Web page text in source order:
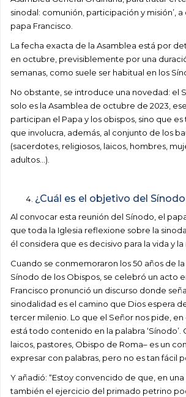
sinodal: comunión, participación y misión’,
papa Francisco.
La fecha exacta de la Asamblea está por
en octubre, previsiblemente por una
semanas, como suele ser habitual en los
No obstante, se introduce una novedad: el
solo es la Asamblea de octubre de 2023,
participan el Papa y los obispos, sino que
que involucra, además, al conjunto de los
(sacerdotes, religiosos, laicos, hombres,
adultos…).
¿Cuál es el objetivo del
Al convocar esta reunión del Sínodo, el
que toda la Iglesia reflexione sobre la
él considera que es decisivo para la vida y la
Cuando se conmemoraron los 50 años de
Sínodo de los Obispos, se celebró un acto
Francisco pronunció un discurso donde
sinodalidad es el camino que Dios espera
tercer milenio. Lo que el Señor nos pide,
está todo contenido en la palabra ‘Sínodo’.
laicos, pastores, Obispo de Roma– es un
expresar con palabras, pero no es tan fácil
Y añadió: “Estoy convencido de que, en una
también el ejercicio del primado petrino